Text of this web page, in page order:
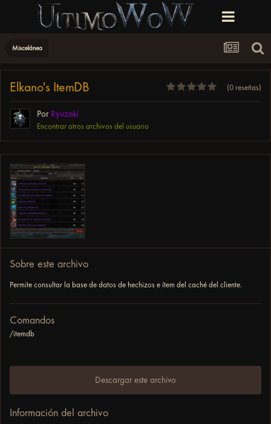
Miscelánea
Elkano's ItemDB (0 reseñas)
Por Ryuzaki
Encontrar otros archivos del usuario
Sobre este archivo
Permite consultar la base de datos de hechizos e ítem del caché del cliente.
Comandos
/itemdb
Descargar este archivo
Información del archivo